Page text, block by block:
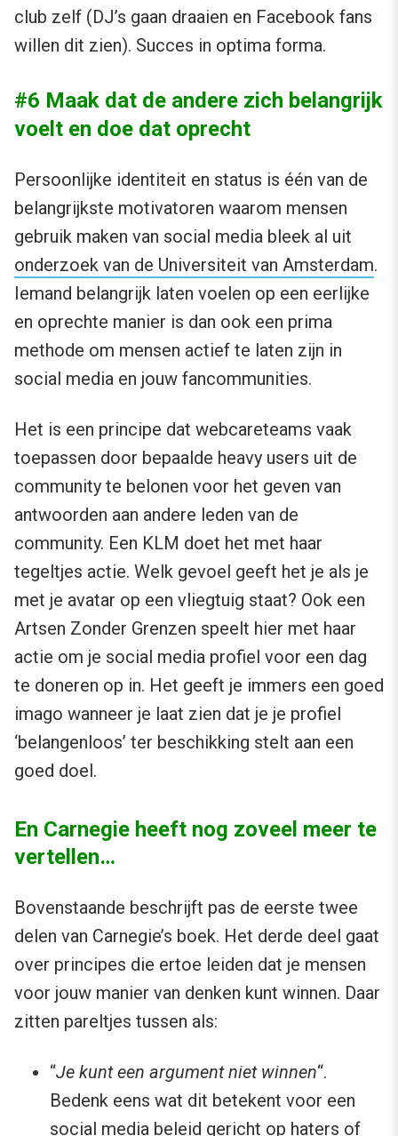
club zelf (DJ’s gaan draaien en Facebook fans
willen dit zien). Succes in optima forma.
#6 Maak dat de andere zich belangrijk
voelt en doe dat oprecht
Persoonlijke identiteit en status is één van de
belangrijkste motivatoren waarom mensen
gebruik maken van social media bleek al uit
onderzoek van de Universiteit van Amsterdam.
Iemand belangrijk laten voelen op een eerlijke
en oprechte manier is dan ook een prima
methode om mensen actief te laten zijn in
social media en jouw fancommunities.
Het is een principe dat webcareteams vaak
toepassen door bepaalde heavy users uit de
community te belonen voor het geven van
antwoorden aan andere leden van de
community. Een KLM doet het met haar
tegeltjes actie. Welk gevoel geeft het je als je
met je avatar op een vliegtuig staat? Ook een
Artsen Zonder Grenzen speelt hier met haar
actie om je social media profiel voor een dag
te doneren op in. Het geeft je immers een goed
imago wanneer je laat zien dat je je profiel
‘belangenloos’ ter beschikking stelt aan een
goed doel.
En Carnegie heeft nog zoveel meer te
vertellen…
Bovenstaande beschrijft pas de eerste twee
delen van Carnegie’s boek. Het derde deel gaat
over principes die ertoe leiden dat je mensen
voor jouw manier van denken kunt winnen. Daar
zitten pareltjes tussen als:
“Je kunt een argument niet winnen“.
Bedenk eens wat dit betekent voor een
social media beleid gericht op haters of